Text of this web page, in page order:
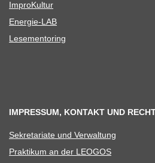
Impro­Kul­tur
Ener­­gie-LAB
Lese­men­to­ring
IMPRESSUM, KONTAKT UND
Sekre­ta­riate und Verwaltung
Prak­ti­kum an der LEOGOS